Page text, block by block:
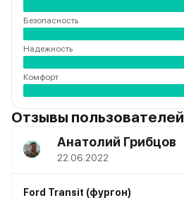
Безопасность
Надежность
Комфорт
Отзывы пользователей
Анатолий Грибцов
22.06.2022
Ford Transit (фургон)